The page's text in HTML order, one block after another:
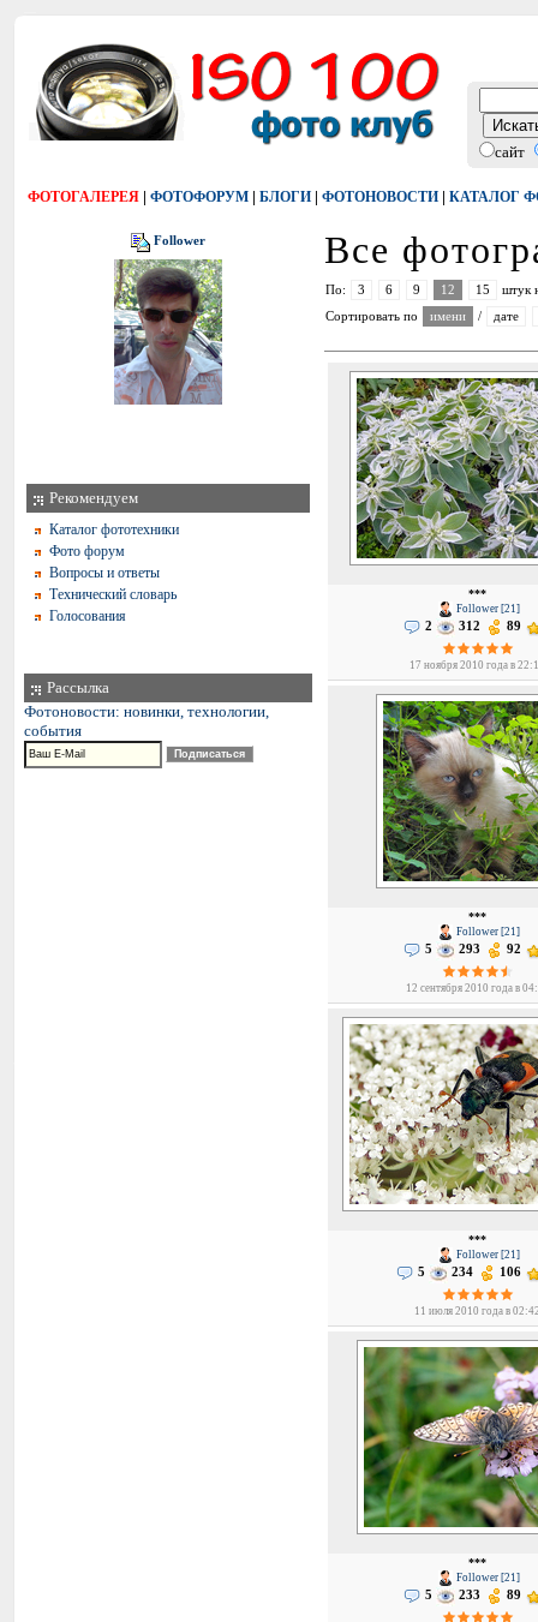
сайт
ФОТОГАЛЕРЕЯ | ФОТОФОРУМ | БЛОГИ | ФОТОНОВОСТИ | КАТАЛОГ
Follower
Рекомендуем
Каталог фототехники
Фото форум
Вопросы и ответы
Технический словарь
Голосования
Рассылка
Фотоновости: новинки, технологии,
события
Все
По: 3 6 9 12 15
штук
Сортировать по
имени / дате
***
Follower [21]
2 312 89
17 ноября 2010 года в
***
Follower [21]
5 293 92
12 сентября 2010 года в
***
Follower [21]
5 234 106
11 июля 2010 года в
***
Follower [21]
5 233 89